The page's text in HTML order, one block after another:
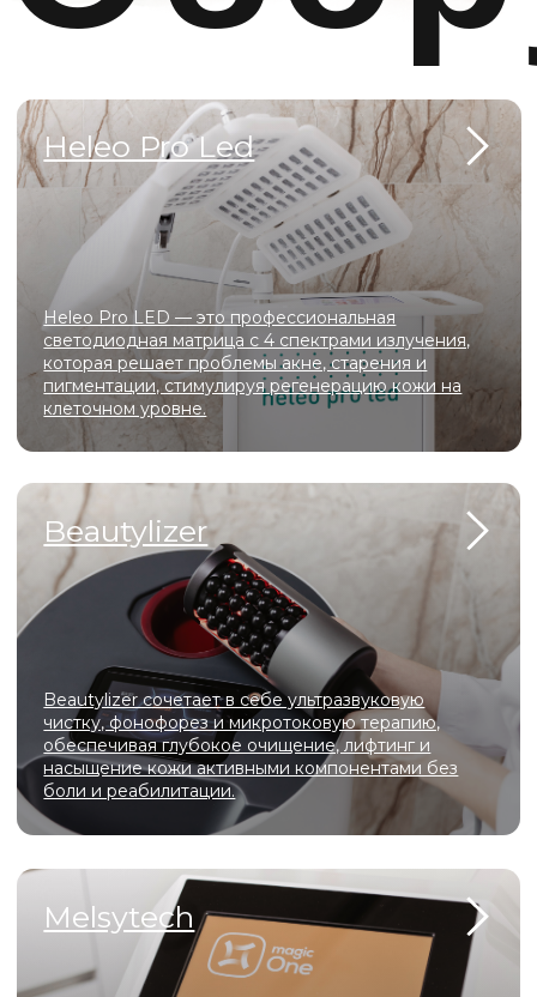
Современный аппарат для газожидкостного
пилинга, который сочетает глубокое очищение,
деликатное обновление кожи, лимфодренаж и
интенсивное увлажнение
АтисМед PRO 7
Capello сочетает функции эпиляции, лифтинга и
микротоков — всё необходимое для эффективной
косметологии в одном компактном устройстве.
О
Мы создали уникальное пространство, в котором
гармонично сочетаются современные технологии,
профессионализм мастеров и атмосфера уюта. Здесь
каждая деталь продумана для того, чтобы вы могли
расслабиться, почувствовать заботу и насладиться
процессом преображения.
У нас вы сможете подчеркнуть свою естественную
красоту, сохранить молодость и здоровье, а также
выразить свою индивидуальность.
чтобы вы уходили от нас с улыбкой и желанием
вернуться снова!
ПОДРОБНЕЕ